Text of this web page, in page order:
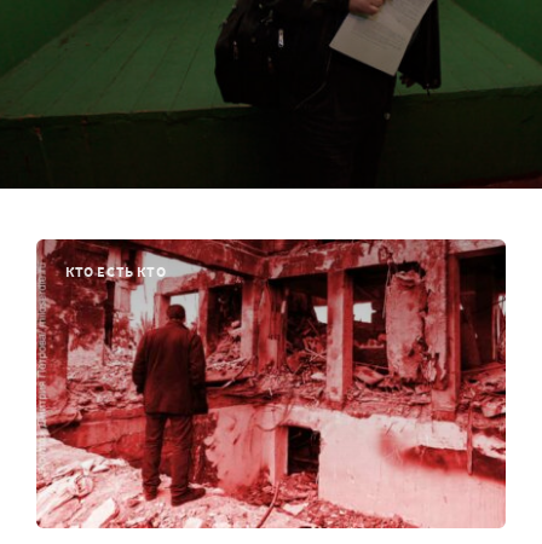
КТО ЕСТЬ КТО